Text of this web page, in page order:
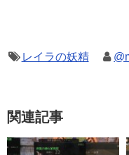
レイラの妖精
関連記事